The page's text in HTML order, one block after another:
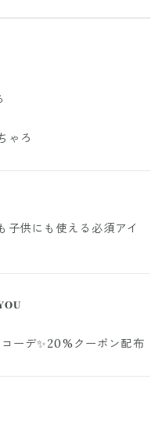
ゃろ
子供にも使える必須アイ
ーデ✨20%クーポン配布